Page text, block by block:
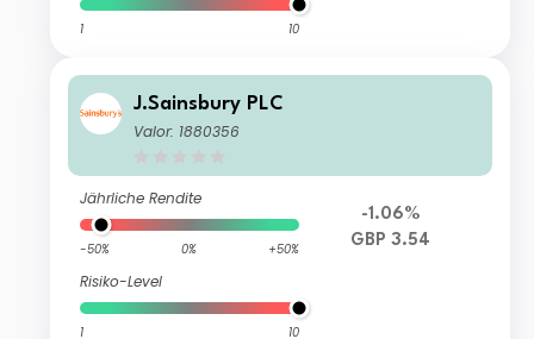
1 10
J.Sainsbury PLC
Valor: 1880356
Jährliche Rendite
-50% 0% +50%
Risiko-Level
1 10
-1.06%
GBP 3.54